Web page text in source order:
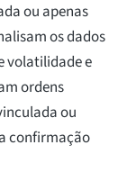
ou apenas
os dados
volatilidade e
ordens
ou
confirmação